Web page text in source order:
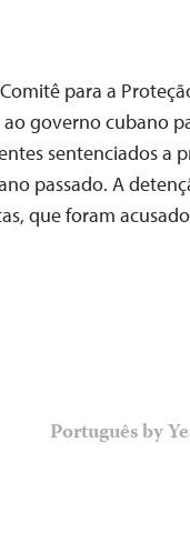
para a
ao governo cubano
sentenciados a
passado. A
que foram
Português by